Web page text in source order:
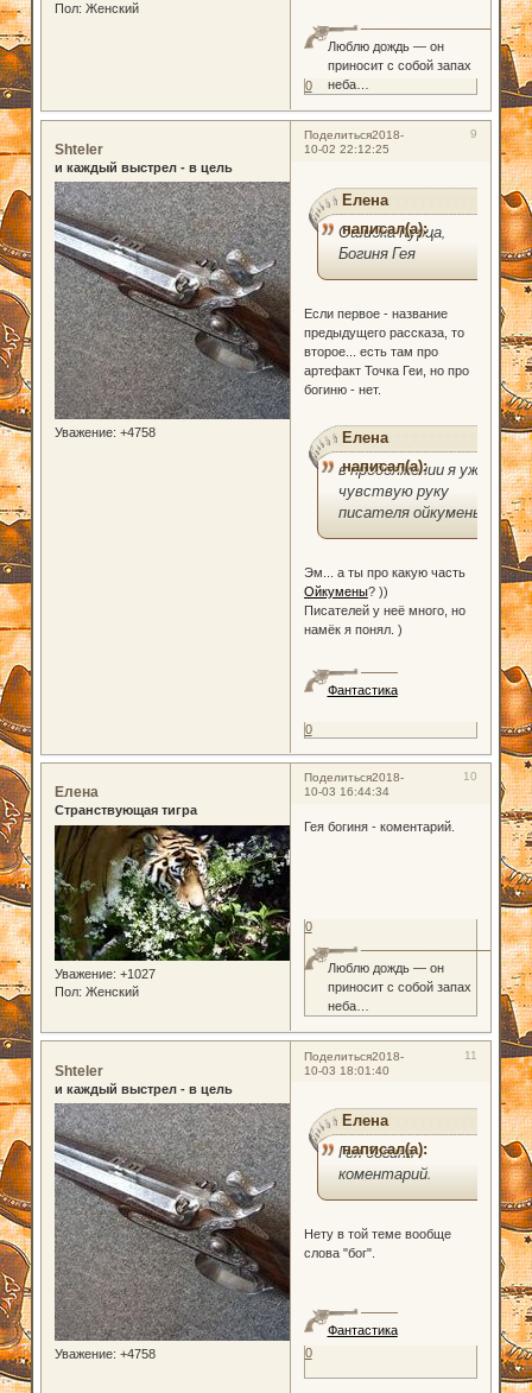
Пол: Женский
Люблю дождь — он
приносит с собой запах
неба…
0
Поделиться 9
2018-
10-02 22:12:25
Shteler
и каждый выстрел - в цель
Уважение: +4758
Елена
написал(а):
Ошибка Курца,
Богиня Гея
Если первое - название
предыдущего рассказа, то
второе... есть там про
артефакт Точка Геи, но про
богиню - нет.
Елена
написал(а):
в продолжении я уже
чувствую руку
писателя ойкумены.
Эм... а ты про какую часть
Ойкумены? ))
Писателей у неё много, но
намёк я понял. )
Фантастика
0
Поделиться 10
2018-
10-03 16:44:34
Елена
Странствующая тигра
Уважение: +1027
Пол: Женский
Гея богиня - коментарий.
Люблю дождь — он
приносит с собой запах
неба…
0
Поделиться 11
2018-
10-03 18:01:40
Shteler
и каждый выстрел - в цель
Уважение: +4758
Елена
написал(а):
Гея богиня -
коментарий.
Нету в той теме вообще
слова "бог".
Фантастика
0